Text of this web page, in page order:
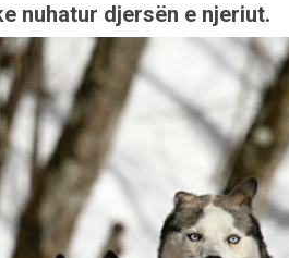
nuhatur djersën e njeriut.